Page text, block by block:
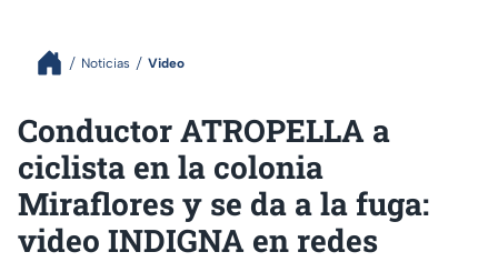
Noticias Video
Conductor ATROPELLA a
ciclista en la colonia
Miraflores y se da a la fuga:
video INDIGNA en redes